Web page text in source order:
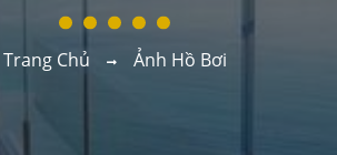
Trang Chủ Ảnh Hồ Bơi